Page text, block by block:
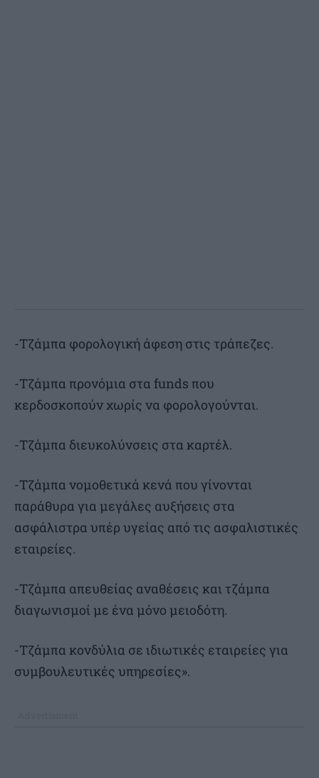
-Τζάμπα φορολογική άφεση στις τράπεζες.
-Τζάμπα προνόμια στα funds που
κερδοσκοπούν χωρίς να φορολογούνται.
-Τζάμπα διευκολύνσεις στα καρτέλ.
-Τζάμπα νομοθετικά κενά που γίνονται
παράθυρα για μεγάλες αυξήσεις στα
ασφάλιστρα υπέρ υγείας από τις ασφαλιστικές
εταιρείες.
-Τζάμπα απευθείας αναθέσεις και τζάμπα
διαγωνισμοί με ένα μόνο μειοδότη.
-Τζάμπα κονδύλια σε ιδιωτικές εταιρείες για
συμβουλευτικές υπηρεσίες».